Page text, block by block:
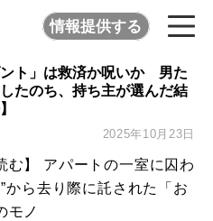
情報提供する
ト」は救済か呪いか 男た
たのち、持ち主が選んだ結
2025年10月23日
む】 アパートの一室に囚わ
ら去り際に託された「お
モノ